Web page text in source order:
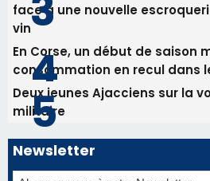
Inscrivez-vous à la newsletter de
email les infos les plus
nos meilleurs articles